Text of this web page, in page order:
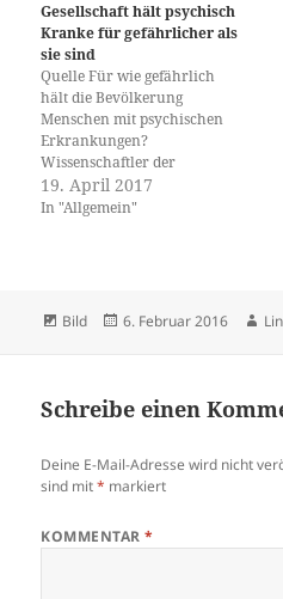
Gesellschaft hält psychisch
Kranke für gefährlicher als
sie sind
Quelle Für wie gefährlich
hält die Bevölkerung
Menschen mit psychischen
Erkrankungen?
Wissenschaftler der
Universität Basel und der
Universitären
Die Fachzeitschrift «Scientific
leiden unter starker sozialer
Stigmatisierung. Zusätzlich
19. April 2017
In "Allgemein"
Format
Bild
Veröffentlicht
6. Februar 2016
Schreibe einen
Deine E-Mail-Adresse wird nicht
sind mit* markiert
KOMMENTAR*